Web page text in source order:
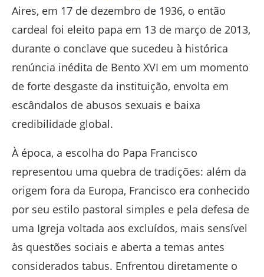
Aires, em 17 de dezembro de 1936, o então
cardeal foi eleito papa em 13 de março de 2013,
durante o conclave que sucedeu à histórica
renúncia inédita de Bento XVI em um momento
de forte desgaste da instituição, envolta em
escândalos de abusos sexuais e baixa
credibilidade global.
À época, a escolha do Papa Francisco
representou uma quebra de tradições: além da
origem fora da Europa, Francisco era conhecido
por seu estilo pastoral simples e pela defesa de
uma Igreja voltada aos excluídos, mais sensível
às questões sociais e aberta a temas antes
considerados tabus. Enfrentou diretamente o